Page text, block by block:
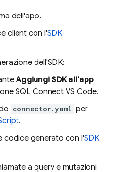
dell'app.
client con l'SDK
dell'SDK:
Aggiungi SDK all'app
SQL Connect VS Code.
connector.yaml per
.
codice generato con l'SDK
a query e mutazioni